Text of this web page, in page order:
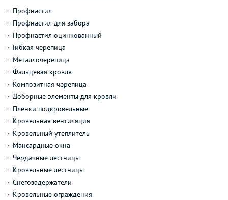
Профнастил
Профнастил для забора
Профнастил оцинкованный
Гибкая черепица
Металлочерепица
Фальцевая кровля
Композитная черепица
Доборные элементы для кровли
Пленки подкровельные
Кровельная вентиляция
Кровельный утеплитель
Мансардные окна
Чердачные лестницы
Кровельные лестницы
Снегозадержатели
Кровельные ограждения